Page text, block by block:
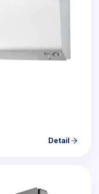
Detail